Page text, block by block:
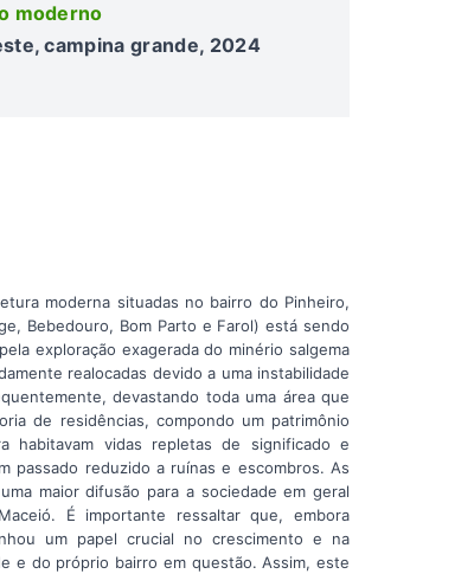
moderno
campina grande, 2024
moderna situadas no bairro do Pinheiro,
Bebedouro, Bom Parto e Farol) está sendo
exploração exagerada do minério salgema
realocadas devido a uma instabilidade
devastando toda uma área que
de residências, compondo um patrimônio
habitavam vidas repletas de significado e
passado reduzido a ruínas e escombros. As
maior difusão para a sociedade em geral
É importante ressaltar que, embora
um papel crucial no crescimento e na
e do próprio bairro em questão. Assim, este